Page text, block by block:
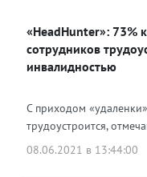
Одноклассники
«HeadHunter»: 73%
сотрудников
инвалидностью
С приходом
трудоустроится,
08.06.2021 в 13:44:00